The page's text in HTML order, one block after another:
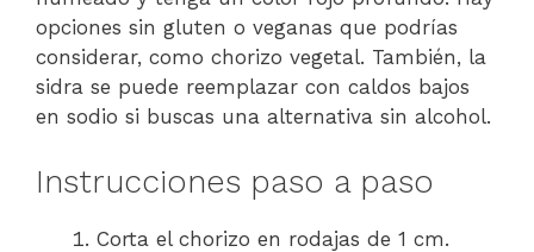
opciones sin gluten o veganas que podrías
considerar, como chorizo vegetal. También, la
sidra se puede reemplazar con caldos bajos
en sodio si buscas una alternativa sin alcohol.
Instrucciones paso a paso
Corta el chorizo en rodajas de 1 cm.